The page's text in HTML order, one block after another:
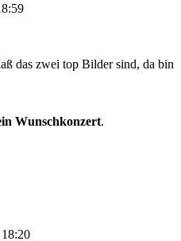
das zwei top Bilder sind, da bin
Wunschkonzert.